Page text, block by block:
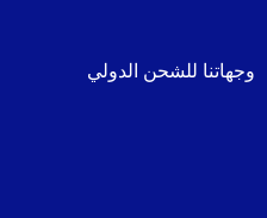
وجهاتنا للشحن الدولي